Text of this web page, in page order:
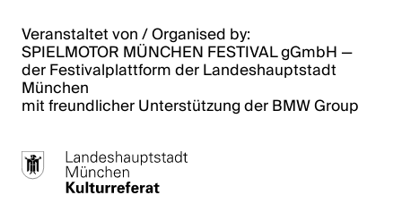
Veranstaltet von / Organised by:
SPIELMOTOR MÜNCHEN FESTIVAL gGmbH ­­—
der Festivalplattform der Landeshauptstadt
München
mit freundlicher Unterstützung der BMW Group